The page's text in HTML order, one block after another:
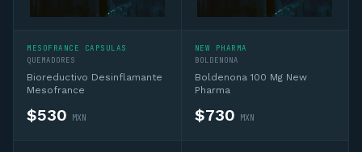
MESOFRANCE CAPSULAS
QUEMADORES
Bioreductivo Desinflamante
Mesofrance
$530 MXN
NEW PHARMA
BOLDENONA
Boldenona 100 Mg New
Pharma
$730 MXN